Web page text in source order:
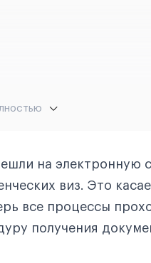
на электронную
виз. Это
все процессы
получения